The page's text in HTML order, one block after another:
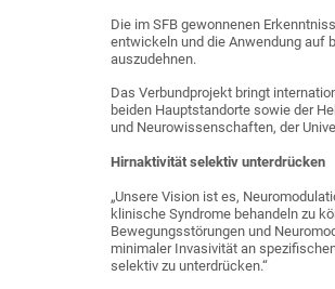
Die im SFB gewonnenen
entwickeln und die Anwendung auf
auszudehnen.
Das Verbundprojekt bringt
beiden Hauptstandorte sowie der
und Neurowissenschaften, der
Hirnaktivität selektiv unterdrücken
„Unsere Vision ist es,
klinische Syndrome behandeln zu
Bewegungsstörungen und
minimaler Invasivität an
selektiv zu unterdrücken.“